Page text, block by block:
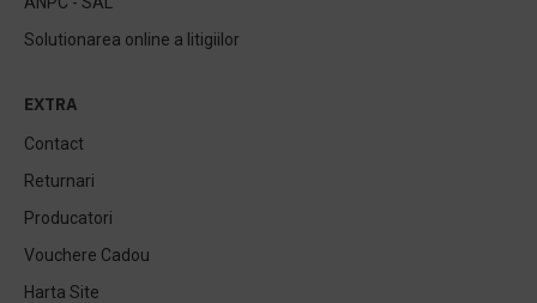
Solutionarea online a litigiilor
EXTRA
Contact
Returnari
Producatori
Vouchere Cadou
Harta Site